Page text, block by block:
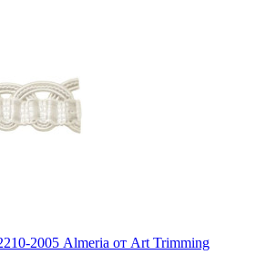
2005 Almeria от Art Trimming